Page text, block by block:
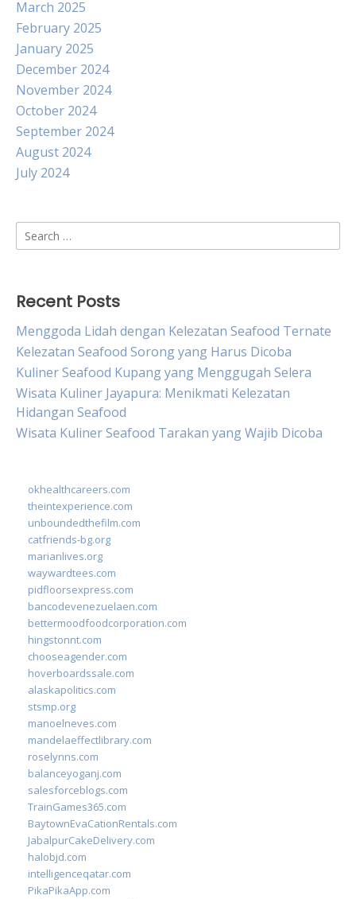
March 2025
February 2025
January 2025
December 2024
November 2024
October 2024
September 2024
August 2024
July 2024
Search
for:
Recent Posts
Menggoda Lidah dengan Kelezatan Seafood Ternate
Kelezatan Seafood Sorong yang Harus Dicoba
Kuliner Seafood Kupang yang Menggugah Selera
Wisata Kuliner Jayapura: Menikmati Kelezatan
Hidangan Seafood
Wisata Kuliner Seafood Tarakan yang Wajib Dicoba
okhealthcareers.com
theintexperience.com
unboundedthefilm.com
catfriends-bg.org
marianlives.org
waywardtees.com
pidfloorsexpress.com
bancodevenezuelaen.com
bettermoodfoodcorporation.com
hingstonnt.com
chooseagender.com
hoverboardssale.com
alaskapolitics.com
stsmp.org
manoelneves.com
mandelaeffectlibrary.com
roselynns.com
balanceyoganj.com
salesforceblogs.com
TrainGames365.com
BaytownEvaCationRentals.com
JabalpurCakeDelivery.com
halobjd.com
intelligenceqatar.com
PikaPikaApp.com